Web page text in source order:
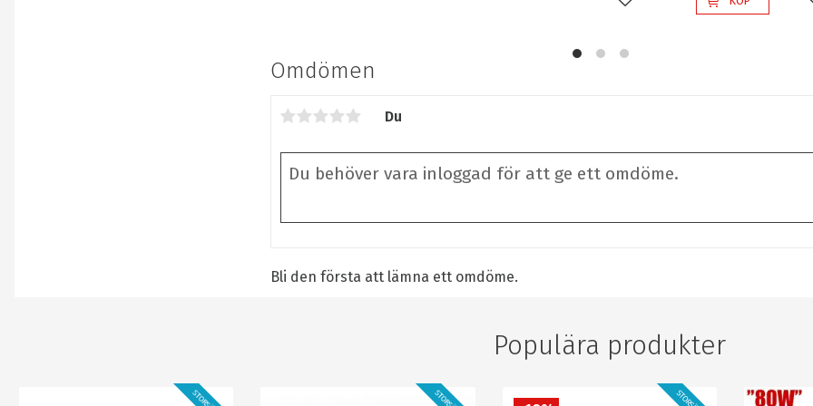
Omdömen
Du
Bli den första att lämna ett omdöme.
Lägg till i favoriter
Populära produkter